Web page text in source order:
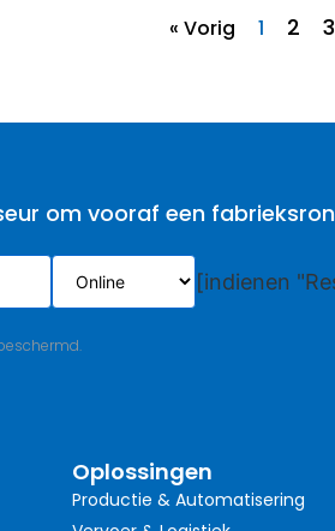
« Vorig 1 2 3
om vooraf een
[indienen
Oplossingen
Productie & Automatisering